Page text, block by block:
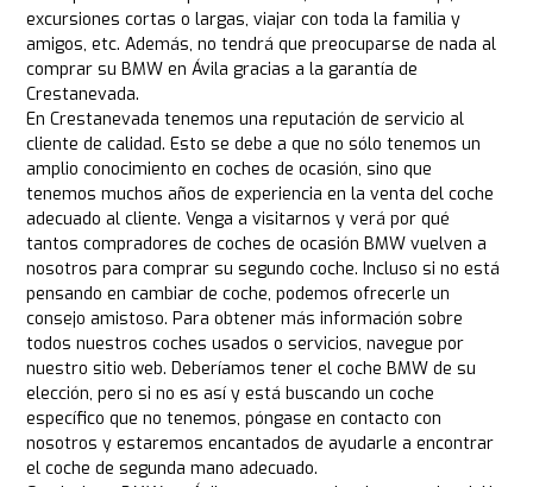
excursiones cortas o largas, viajar con toda la familia y
amigos, etc. Además, no tendrá que preocuparse de nada al
comprar su BMW en Ávila gracias a la garantía de
Crestanevada.
En Crestanevada tenemos una reputación de servicio al
cliente de calidad. Esto se debe a que no sólo tenemos un
amplio conocimiento en coches de ocasión, sino que
tenemos muchos años de experiencia en la venta del coche
adecuado al cliente. Venga a visitarnos y verá por qué
tantos compradores de coches de ocasión BMW vuelven a
nosotros para comprar su segundo coche. Incluso si no está
pensando en cambiar de coche, podemos ofrecerle un
consejo amistoso. Para obtener más información sobre
todos nuestros coches usados o servicios, navegue por
nuestro sitio web. Deberíamos tener el coche BMW de su
elección, pero si no es así y está buscando un coche
específico que no tenemos, póngase en contacto con
nosotros y estaremos encantados de ayudarle a encontrar
el coche de segunda mano adecuado.